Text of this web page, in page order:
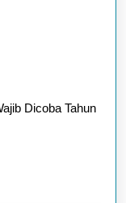
Dicoba Tahun